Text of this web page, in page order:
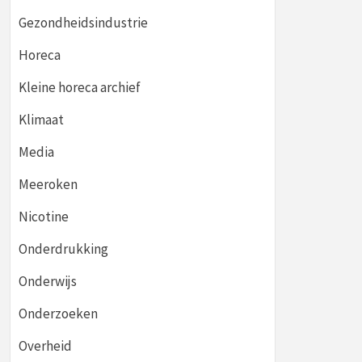
Gezondheidsindustrie
Horeca
Kleine horeca archief
Klimaat
Media
Meeroken
Nicotine
Onderdrukking
Onderwijs
Onderzoeken
Overheid